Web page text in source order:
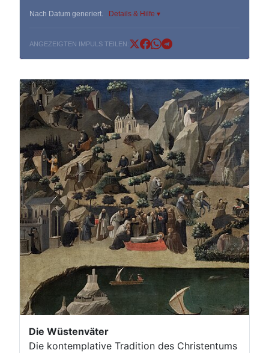
Die Wüstenväter
Die kontemplative Tradition des Christentums
Nach Datum generiert. Details & Hilfe ▾
ANGEZEIGTEN IMPULS TEILEN: